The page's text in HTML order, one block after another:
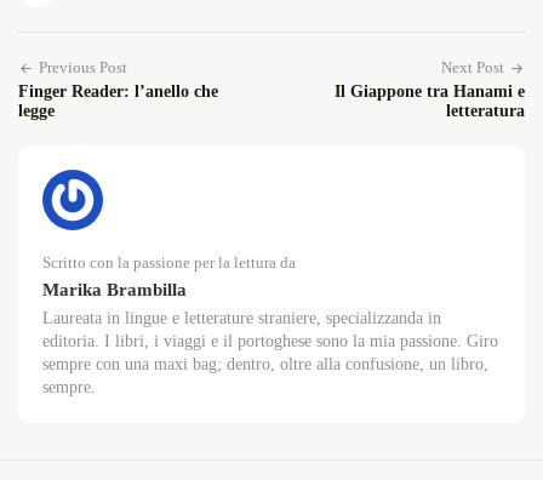
Previous Post
Finger Reader: l’anello che
legge
Next Post
Il Giappone tra Hanami e
letteratura
Scritto con la passione per la lettura da
Marika Brambilla
Laureata in lingue e letterature straniere, specializzanda in
editoria. I libri, i viaggi e il portoghese sono la mia passione. Giro
sempre con una maxi bag; dentro, oltre alla confusione, un libro,
sempre.